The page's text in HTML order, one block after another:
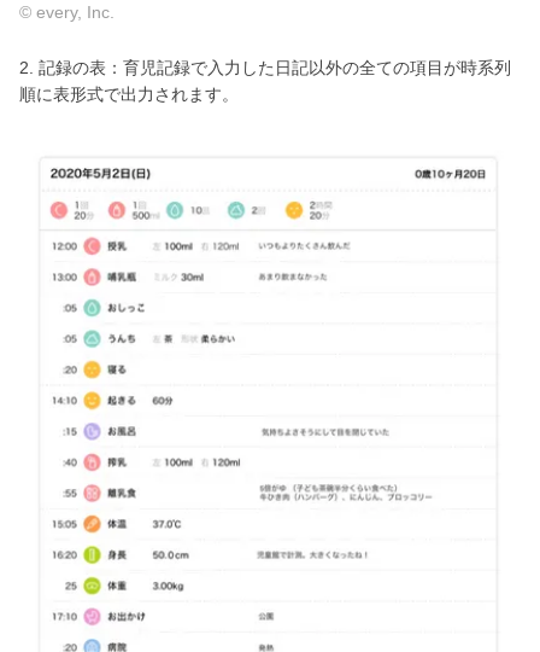
© every, Inc.
2. 記録の表：育児記録で入力した日記以外の全ての項目が時系列
順に表形式で出力されます。